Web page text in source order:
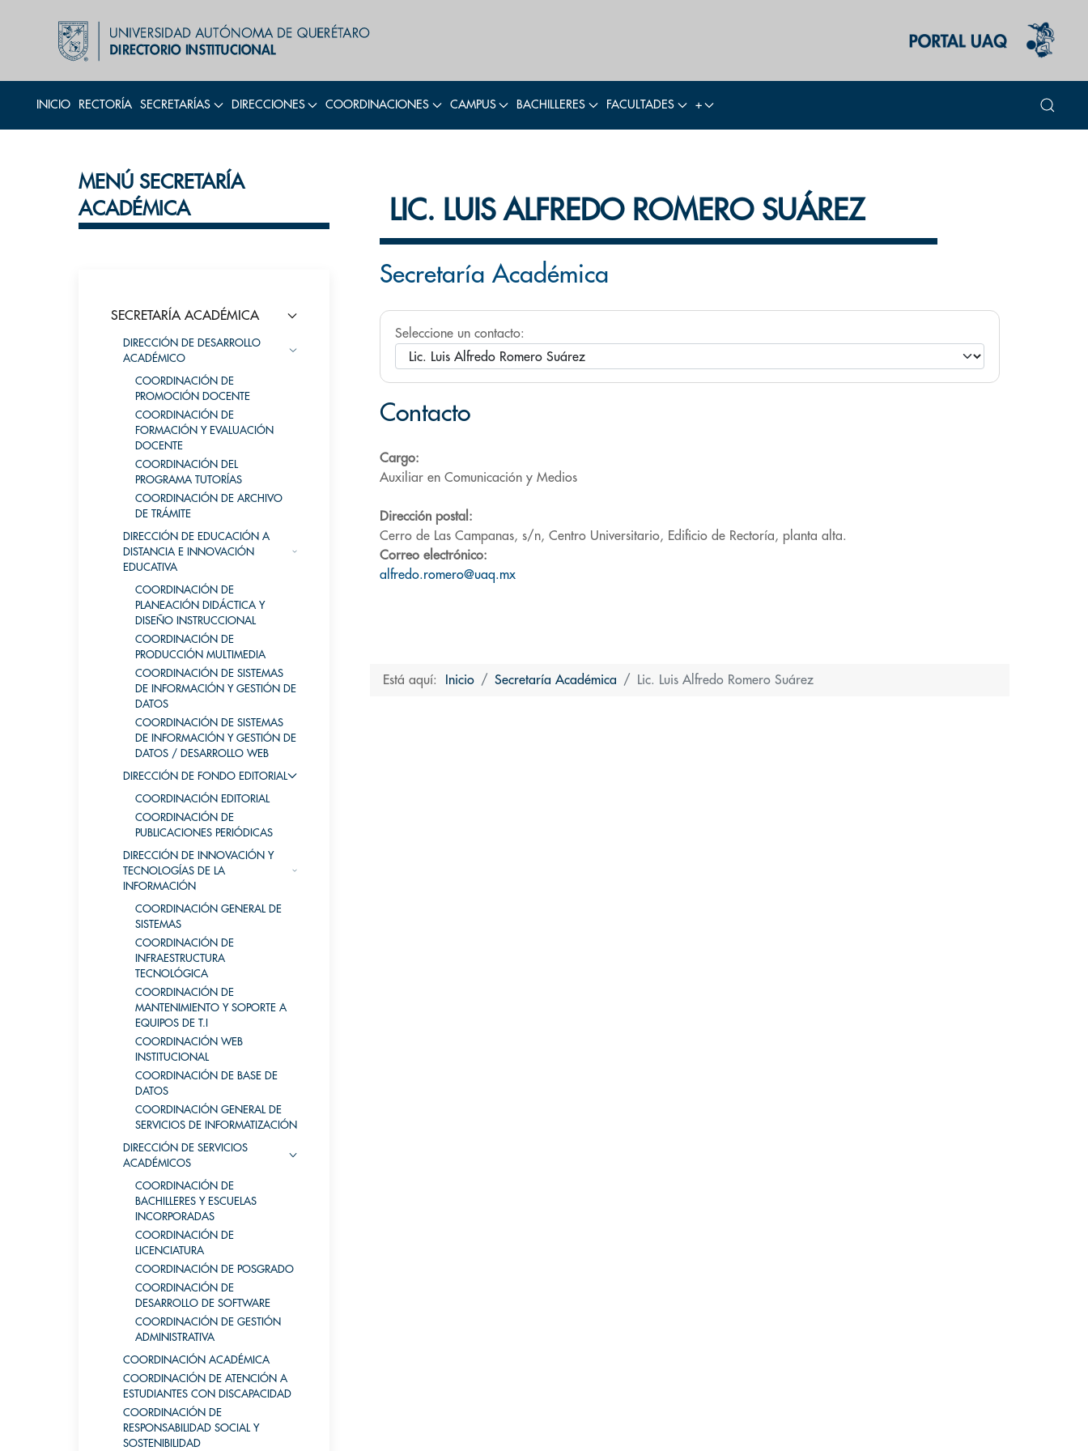
INICIO RECTORÍA SECRETARÍAS DIRECCIONES COORDINACIONES CAMPUS BACHILLERES FACULTADES +
MENÚ SECRETARÍA
ACADÉMICA
SECRETARÍA ACADÉMICA
DIRECCIÓN DE DESARROLLO
ACADÉMICO
COORDINACIÓN DE
PROMOCIÓN DOCENTE
COORDINACIÓN DE
FORMACIÓN Y EVALUACIÓN
DOCENTE
COORDINACIÓN DEL
PROGRAMA TUTORÍAS
COORDINACIÓN DE ARCHIVO
DE TRÁMITE
DIRECCIÓN DE EDUCACIÓN A
DISTANCIA E INNOVACIÓN
EDUCATIVA
COORDINACIÓN DE
PLANEACIÓN DIDÁCTICA Y
DISEÑO INSTRUCCIONAL
COORDINACIÓN DE
PRODUCCIÓN MULTIMEDIA
COORDINACIÓN DE SISTEMAS
DE INFORMACIÓN Y GESTIÓN DE
DATOS
COORDINACIÓN DE SISTEMAS
DE INFORMACIÓN Y GESTIÓN DE
DATOS / DESARROLLO WEB
DIRECCIÓN DE FONDO EDITORIAL
COORDINACIÓN EDITORIAL
COORDINACIÓN DE
PUBLICACIONES PERIÓDICAS
DIRECCIÓN DE INNOVACIÓN Y
TECNOLOGÍAS DE LA
INFORMACIÓN
COORDINACIÓN GENERAL DE
SISTEMAS
COORDINACIÓN DE
INFRAESTRUCTURA
TECNOLÓGICA
COORDINACIÓN DE
MANTENIMIENTO Y SOPORTE A
EQUIPOS DE T.I
COORDINACIÓN WEB
INSTITUCIONAL
COORDINACIÓN DE BASE DE
DATOS
COORDINACIÓN GENERAL DE
SERVICIOS DE INFORMATIZACIÓN
DIRECCIÓN DE SERVICIOS
ACADÉMICOS
COORDINACIÓN DE
BACHILLERES Y ESCUELAS
INCORPORADAS
COORDINACIÓN DE
LICENCIATURA
COORDINACIÓN DE POSGRADO
COORDINACIÓN DE
DESARROLLO DE SOFTWARE
COORDINACIÓN DE GESTIÓN
ADMINISTRATIVA
COORDINACIÓN ACADÉMICA
COORDINACIÓN DE ATENCIÓN A
ESTUDIANTES CON DISCAPACIDAD
COORDINACIÓN DE
RESPONSABILIDAD SOCIAL Y
SOSTENIBILIDAD
LIC. LUIS ALFREDO ROMERO SUÁREZ
Secretaría Académica
Seleccione un contacto:
Contacto
Cargo:
Auxiliar en Comunicación y Medios
Dirección postal:
Cerro de Las Campanas, s/n, Centro Universitario, Edificio de Rectoría, planta alta.
Correo electrónico:
alfredo.romero@uaq.mx
Está aquí: Inicio Secretaría Académica Lic. Luis Alfredo Romero Suárez